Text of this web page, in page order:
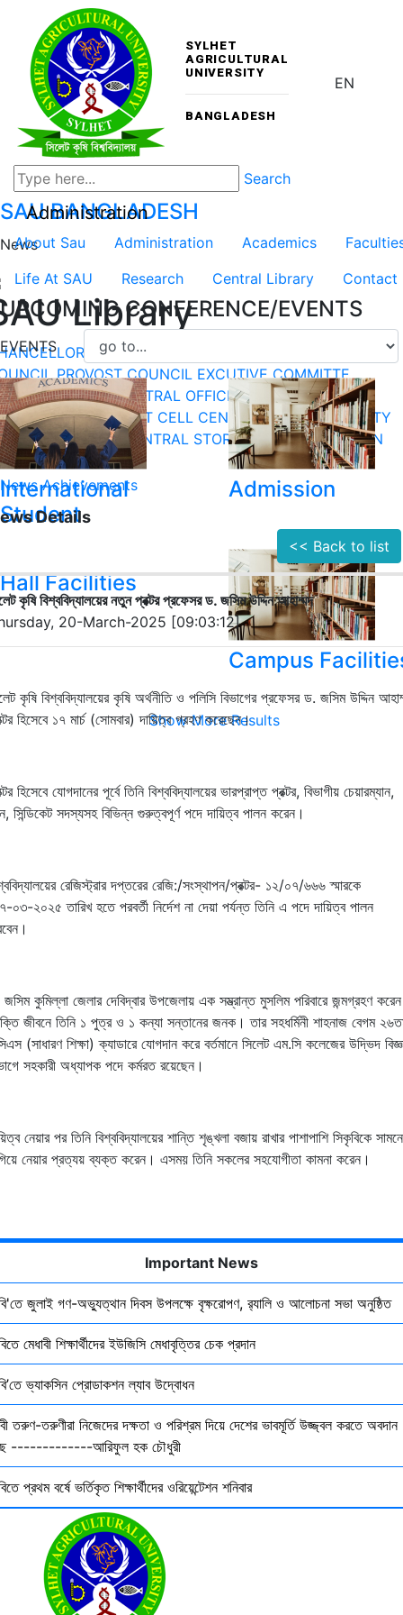
SYLHET
AGRICULTURAL
UNIVERSITY
BANGLADESH
EN
Search
SAUBANGLADESH
About Sau Administration Academics
Life At SAU
Research Central Library Contact
UPCOMING CONFERENCE/EVENTS
EVENTS
International
Student
Admission
Hall Facilities
Campus
Show More Results
Administration
News
Library
VICE-CHANCELLOR
PROVOST COUNCIL EXCUTIVE COMMITTE
OFFICE CENTRAL OFFICE CENTRAL STORE
SECTION ICT CELL CENTRAL STORE SEQURITY
ICT CELL CENTRAL STORE SEQURITY SECTION
for more menu
News Achievements
Details
<< Back to list
কৃষি বিশ্ববিদ্যালয়ের নতুন প্রক্টর প্রফেসর ড. জসিম উদ্দিন আহাম্মদ
20-March-2025 [09:03:12]
কৃষি বিশ্ববিদ্যালয়ের কৃষি অর্থনীতি ও পলিসি বিভাগের প্রফেসর ড. জসিম উদ্দিন
হিসেবে ১৭ মার্চ (সোমবার) দায়িত্ব গ্রহণ করেছেন।
হিসেবে যোগদানের পূর্বে তিনি বিশ্ববিদ্যালয়ের ভারপ্রাপ্ত প্রক্টর, বিভাগীয় চেয়ারম্যান,
সিন্ডিকেট সদস্যসহ বিভিন্ন গুরুত্বপূর্ণ পদে দায়িত্ব পালন করেন ।
রেজিস্ট্রার দপ্তরের রেজি:/সংস্থাপন/প্রক্টর- ১২/০৭/৬৬৬ স্মারকে
০৩-২০২৫ তারিখ হতে পরবর্তী নির্দেশ না দেয়া পর্যন্ত তিনি এ পদে দায়িত্ব পালন
জসিম কুমিল্লা জেলার দেবিদ্বার উপজেলায় এক সম্ভ্রান্ত মুসলিম পরিবারে জন্মগ্রহণ
জীবনে তিনি ১ পুত্র ও ১ কন্যা সন্তানের জনক ।তার সহধর্মিনী শাহনাজ বেগম
(সাধারণ শিক্ষা) ক্যাডারে যোগদান করে বর্তমানে সিলেট এম.সি কলেজের উদ্ভিদ
সহকারী অধ্যাপক পদে কর্মরত রয়েছেন।
নেয়ার পর তিনি বিশ্ববিদ্যালয়ের শান্তি শৃঙ্খলা বজায় রাখার পাশাপাশি সিকৃবিকে সামনে
নেয়ার প্রত্যয় ব্যক্ত করেন। এসময় তিনি সকলের সহযোগীতা কামনা করেন।
Important News
জুলাই গণ-অভ্যুত্থান দিবস উপলক্ষে বৃক্ষরোপণ, র‍্যালি ও আলোচনা সভা অনুষ্ঠিত
মেধাবী শিক্ষার্থীদের ইউজিসি মেধাবৃত্তির চেক প্রদান
ভ্যাকসিন প্রোডাকশন ল্যাব উদ্বোধন
তরুণ-তরুণীরা নিজেদের দক্ষতা ও পরিশ্রম দিয়ে দেশের ভাবমূর্তি উজ্জ্বল করতে অবদান
-------------আরিফুল হক চৌধুরী
প্রথম বর্ষে ভর্তিকৃত শিক্ষার্থীদের ওরিয়েন্টেশন শনিবার